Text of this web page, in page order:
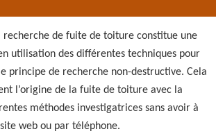
recherche de fuite de toiture constitue une
utilisation des différentes techniques pour
principe de recherche non-destructive. Cela
l’origine de la fuite de toiture avec la
méthodes investigatrices sans avoir à
web ou par téléphone.